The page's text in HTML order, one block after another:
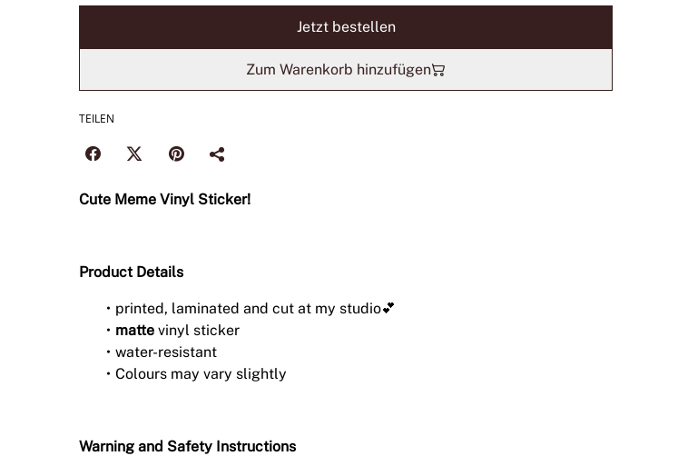
Jetzt bestellen
Zum Warenkorb hinzufügen
TEILEN
Cute Meme Vinyl Sticker!
Product Details
printed, laminated and cut at my studio💕
matte vinyl sticker
water-resistant
Colours may vary slightly
Warning and Safety Instructions